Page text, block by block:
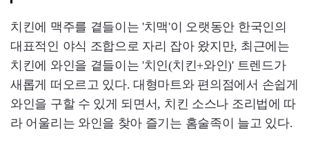
치킨에 맥주를 곁들이는 '치맥'이 오랫동안 한국인의
대표적인 야식 조합으로 자리 잡아 왔지만, 최근에는
치킨에 와인을 곁들이는 '치인(치킨+와인)' 트렌드가
새롭게 떠오르고 있다. 대형마트와 편의점에서 손쉽게
와인을 구할 수 있게 되면서, 치킨 소스나 조리법에 따
라 어울리는 와인을 찾아 즐기는 홈술족이 늘고 있다.